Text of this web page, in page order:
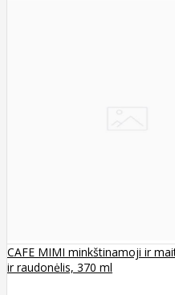
CAFE MIMI minkštinamoji ir
ir raudonėlis, 370 ml